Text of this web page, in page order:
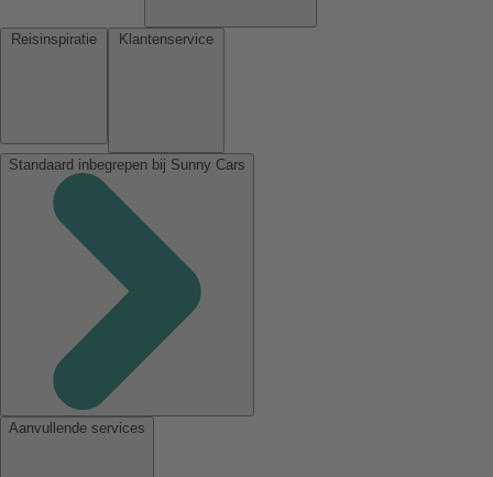
Standaard inbegrepen bij Sunny Cars
Aanvullende services